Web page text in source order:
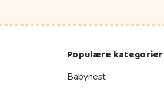
Populære kategorier
Babynest